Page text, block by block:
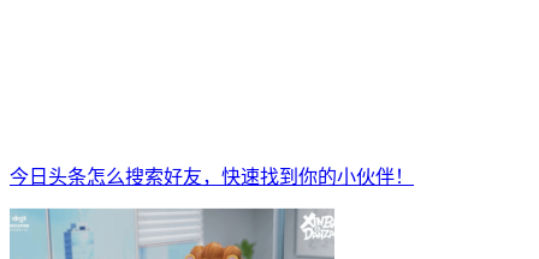
今日头条怎么搜索好友，快速找到你的小伙伴！